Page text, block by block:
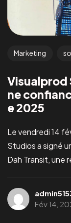
Marketing
Visualprod
ne
e 2025
Le vendredi 14
Studios a signé
Dah Transit, une
Fév 14,